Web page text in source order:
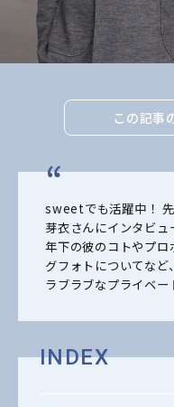
この記事
sweetでも活躍中！
芽衣さんにインタビュ
年下の彼のコトやプロ
グフォトについてな
ラブラブなプライベー
INDEX